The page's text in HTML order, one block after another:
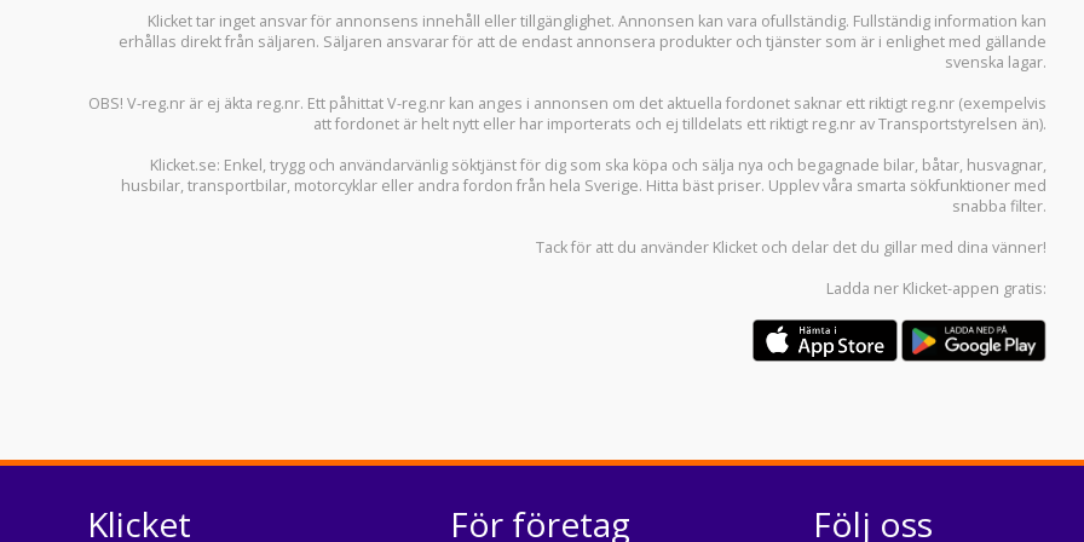
Klicket tar inget ansvar för annonsens innehåll eller tillgänglighet. Annonsen kan vara ofullständig. Fullständig information kan
erhållas direkt från säljaren. Säljaren ansvarar för att de endast annonsera produkter och tjänster som är i enlighet med gällande
svenska lagar.
OBS! V-reg.nr är ej äkta reg.nr. Ett påhittat V-reg.nr kan anges i annonsen om det aktuella fordonet saknar ett riktigt reg.nr (exempelvis
att fordonet är helt nytt eller har importerats och ej tilldelats ett riktigt reg.nr av Transportstyrelsen än).
Klicket.se: Enkel, trygg och användarvänlig söktjänst för dig som ska köpa och sälja nya och begagnade bilar, båtar, husvagnar,
husbilar,transportbilar, motorcyklar eller andra fordon från hela Sverige. Hitta bäst priser. Upplev våra smarta sökfunktioner med
snabba filter.
Tack för att du använder Klicket och delar det du gillar med dina vänner!
Ladda ner Klicket-appen gratis:
Klicket För företag Följ oss